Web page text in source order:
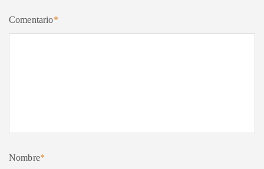
Comentario*
Nombre*